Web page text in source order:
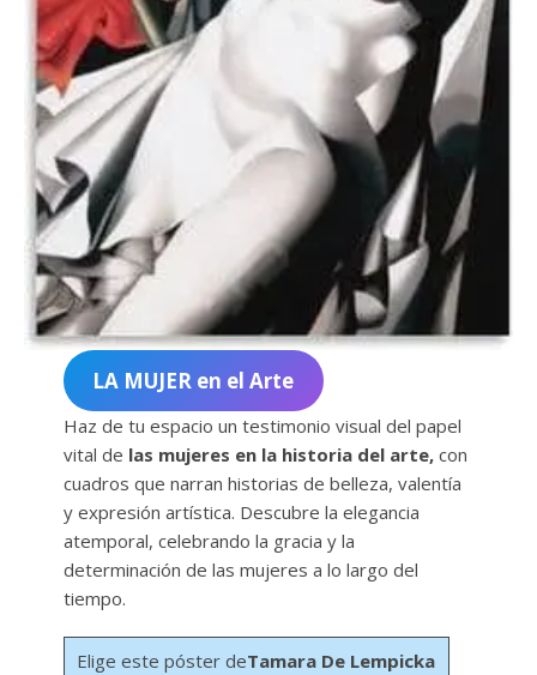
LA MUJER en el Arte
Haz de tu espacio un testimonio visual del papel
vital de las mujeres en la historia del arte,con
cuadros que narran historias de belleza, valentía
y expresión artística. Descubre la elegancia
atemporal, celebrando la gracia y la
determinación de las mujeres a lo largo del
tiempo.
Elige este póster deTamara De Lempicka